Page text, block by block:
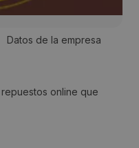
Datos de la empresa
online que